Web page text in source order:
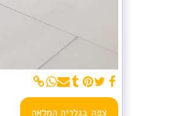
צפה בגלריה המלאה